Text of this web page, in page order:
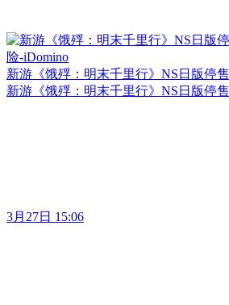
新游《饿殍：明末千里行》NS日版停
新游《饿殍：明末千里行》NS日版停
3月27日 15:06